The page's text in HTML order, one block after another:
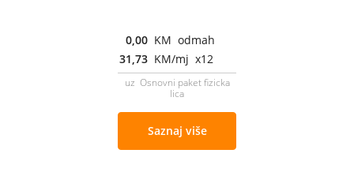
0,00 KM odmah
31,73 KM/mj x12
uz Osnovni paket fizicka
lica
Saznaj više